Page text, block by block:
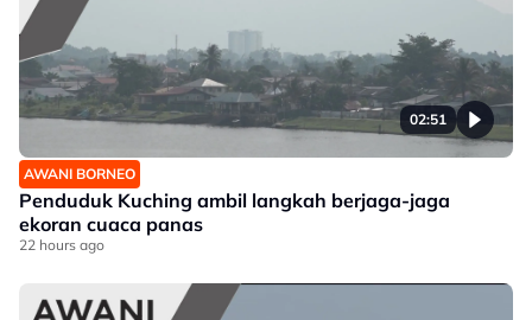
02:51
AWANI BORNEO
Penduduk Kuching ambil langkah berjaga-jaga
ekoran cuaca panas
22 hours ago